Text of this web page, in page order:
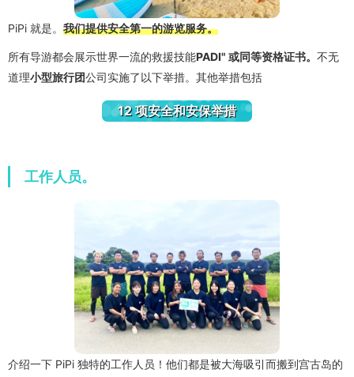
PiPi 就是。 我们提供安全第一的游览服务。
所有导游都会展示世界一流的救援技能PADI" 或同等资格证书。 不无
道理小型旅行团公司实施了以下举措。其他举措包括
12 项安全和安保举措
工作人员。
介绍一下 PiPi 独特的工作人员！他们都是被大海吸引而搬到宫古岛的